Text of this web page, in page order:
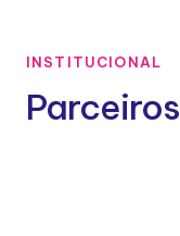
INSTITUCIONAL
Parceiros